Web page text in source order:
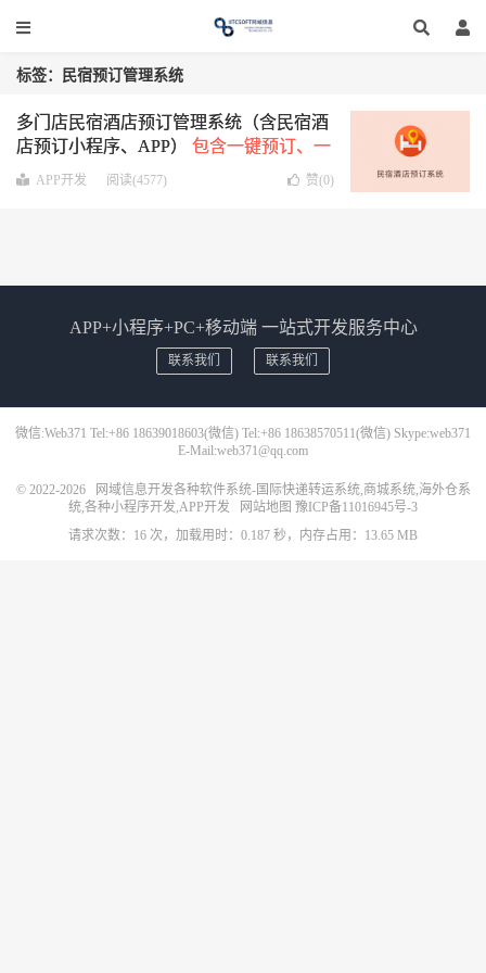
标签：民宿预订管理系统
多门店民宿酒店预订管理系统（含民宿酒
店预订小程序、APP） 包含一键预订、一
键退房、一键WIFI、一键吐槽、周边信息
APP开发 阅读(4577) 赞(0)
APP+小程序+PC+移动端 一站式开发服务中心
联系我们 联系我们
微信:Web371 Tel:+86 18639018603(微信) Tel:+86 18638570511(微信) Skype:web371
E-Mail:web371@qq.com
© 2022-2026
网域信息开发各种软件系统-国际快递转运系统,商城系统,海外仓系
统,各种小程序开发,APP开发
网站地图 豫ICP备11016945号-3
请求次数：16 次，加载用时：0.187 秒，内存占用：13.65 MB